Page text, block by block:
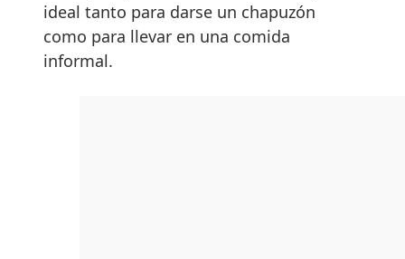
ideal tanto para darse un chapuzón
como para llevar en una comida
informal.